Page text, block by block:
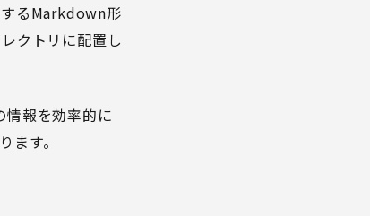
るMarkdown形
クトリに配置し
報を効率的に
す。